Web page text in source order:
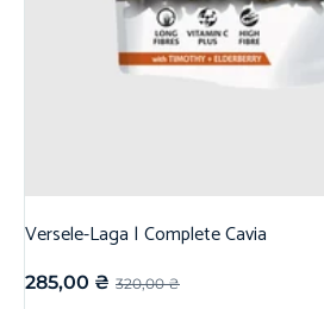
Versele-Laga | Complete Cavia
320,00₴
285,00 ₴